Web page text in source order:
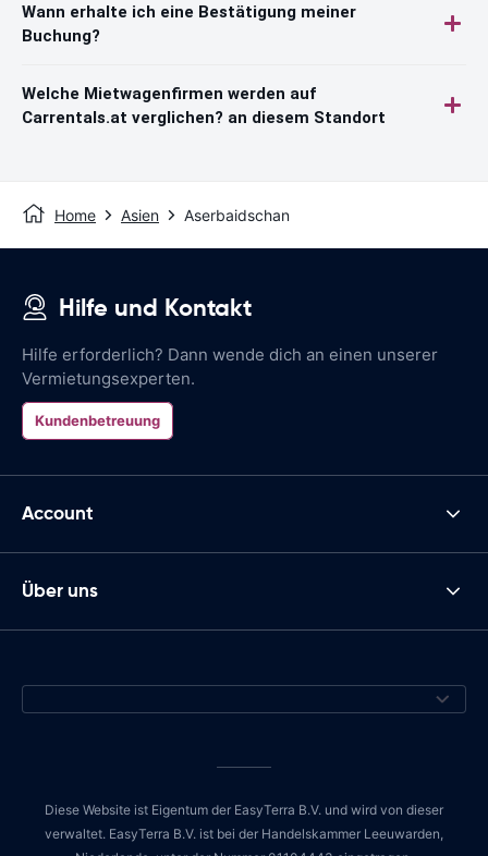
Wann erhalte ich eine Bestätigung meiner
Buchung?
Welche Mietwagenfirmen werden auf
Carrentals.at verglichen? an diesem Standort
Home Asien Aserbaidschan
Hilfe und Kontakt
Hilfe erforderlich? Dann wende dich an einen unserer
Vermietungsexperten.
Kundenbetreuung
Account
Über uns
Diese Website ist Eigentum der EasyTerra B.V. und wird von dieser
verwaltet. EasyTerra B.V. ist bei der Handelskammer Leeuwarden,